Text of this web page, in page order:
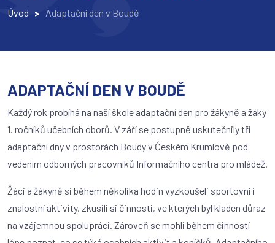
Úvod > Adaptační den v Boudě
ADAPTAČNÍ DEN V BOUDĚ
Každý rok probíhá na naší škole adaptační den pro žákyně a žáky
1. ročníků učebních oborů. V září se postupně uskutečnily tři
adaptační dny v prostorách Boudy v Českém Krumlově pod
vedením odborných pracovníků Informačního centra pro mládež.
Žáci a žákyně si během několika hodin vyzkoušeli sportovní i
znalostní aktivity, zkusili si činnosti, ve kterých byl kladen důraz
na vzájemnou spolupráci. Zároveň se mohli během činností